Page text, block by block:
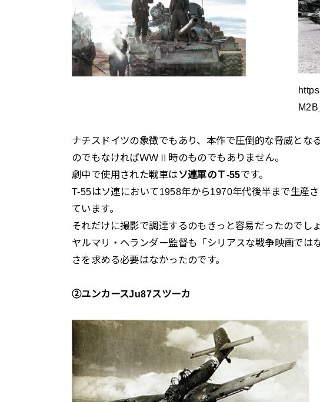
ナチスドイツの象徴でもあり、本作で圧倒的な脅威とな
のでもなければＷＷⅡ時のものでもありません。
劇中で使用された戦車はソ連軍のＴ-55です。
T-55はソ連において1958年から1970年代後半まで生産さ
ています。
それだけに撮影で調達するのもきっと容易だったのでしょ
ヤルマリ・ヘランダー監督も「シリアスな戦争映画では
さを求める必要はなかったのです。
②ユンカースJu87スツーカ